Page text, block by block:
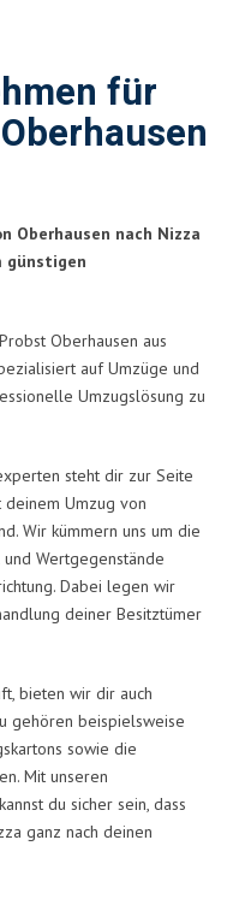
für
Oberhausen nach Nizza
günstigen
Oberhausen aus
auf Umzüge und
Umzugslösung zu
steht dir zur Seite
Umzug von
Wir kümmern uns um die
Wertgegenstände
Dabei legen wir
deiner Besitztümer
bieten wir dir auch
gehören beispielsweise
sowie die
Mit unseren
du sicher sein, dass
ganz nach deinen